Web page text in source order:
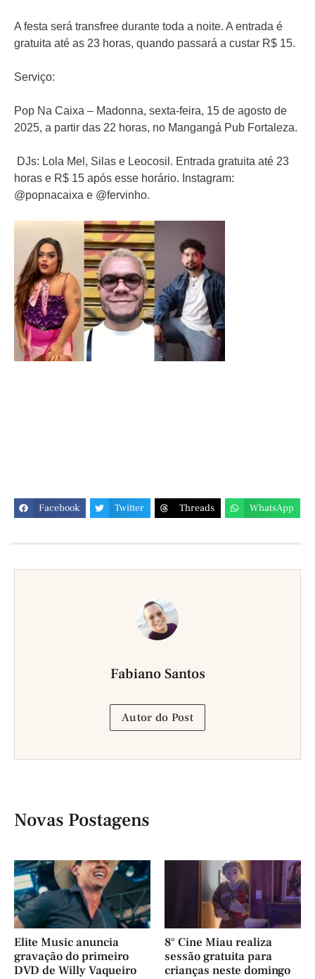
A festa será transfree durante toda a noite. A entrada é
gratuita até as 23 horas, quando passará a custar R$ 15.
Serviço:
Pop Na Caixa – Madonna, sexta-feira, 15 de agosto de
2025, a partir das 22 horas, no Mangangá Pub Fortaleza.
DJs: Lola Mel, Silas e Leocosil. Entrada gratuita até 23
horas e R$ 15 após esse horário. Instagram:
@popnacaixa e @fervinho.
Facebook Twitter Threads WhatsApp
Fabiano Santos
Autor do Post
Novas Postagens
Elite Music anuncia
gravação do primeiro
DVD de Willy Vaqueiro
8° Cine Miau realiza
sessão gratuita para
crianças neste domingo